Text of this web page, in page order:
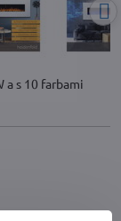
a s 10 farbami